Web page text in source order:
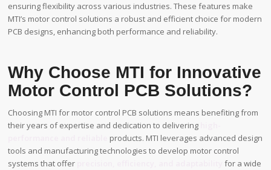
ensuring flexibility across various industries. These features make
MTI’s motor control solutions a robust and efficient choice for modern
PCB designs, enhancing both performance and reliability.
Why Choose MTI for Innovative
Motor Control PCB Solutions?
Choosing MTI for motor control PCB solutions means benefiting from
their years of expertise and dedication to delivering
products. MTI leverages advanced design
tools and manufacturing technologies to develop motor control
systems that offer
for a wide